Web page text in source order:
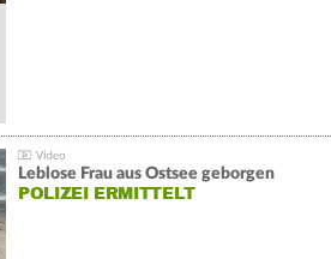
Leblose Frau aus Ostsee geborgen
POLIZEI ERMITTELT